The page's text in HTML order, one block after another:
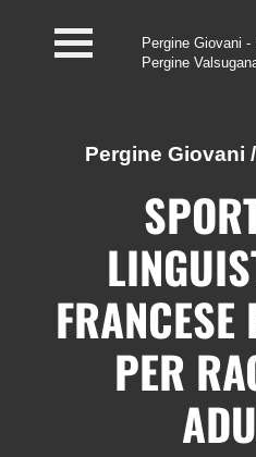
#InfoPoint
Centro #Kairos
PGZ Pergine e
del Fersina
Eventi e News
Contatti
Pergine Giovani
Pergine
Pergine Giovani /
FRANCESE
PER